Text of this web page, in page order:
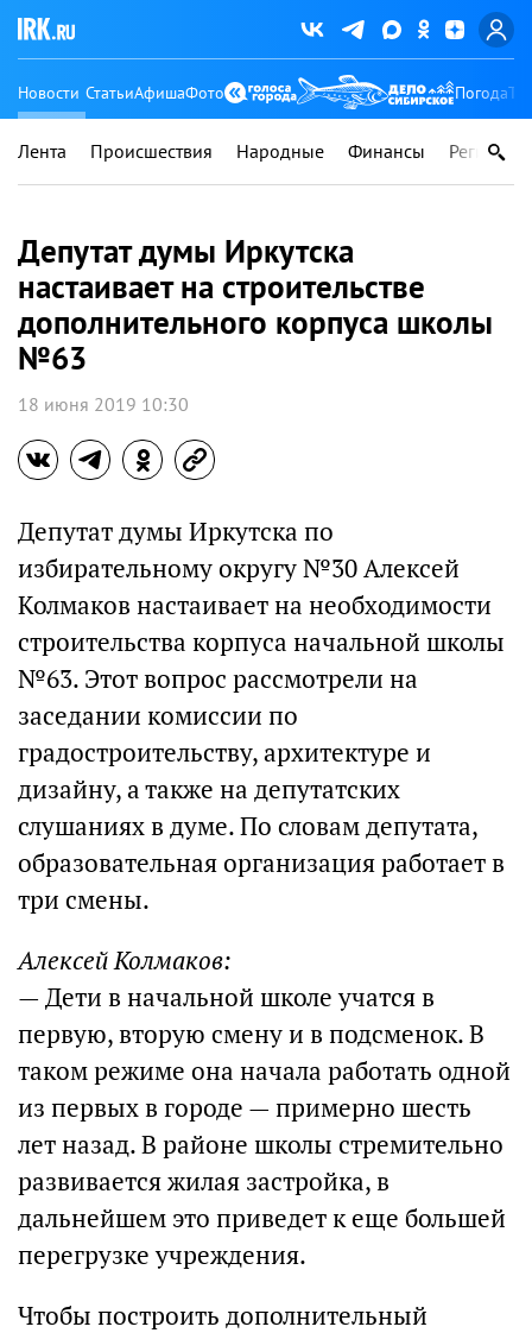
Новости СтатьиАфишаФото Погода
Лента Происшествия Народные Финансы Регионы
Депутат думы Иркутска
настаивает на строительстве
дополнительного корпуса школы
№63
18 июня 2019 10:30
Депутат думы Иркутска по
избирательному округу №30 Алексей
Колмаков настаивает на необходимости
строительства корпуса начальной школы
№63. Этот вопрос рассмотрели на
заседании комиссии по
градостроительству, архитектуре и
дизайну, а также на депутатских
слушаниях в думе. По словам депутата,
образовательная организация работает в
три смены.
Алексей Колмаков:
— Дети в начальной школе учатся в
первую, вторую смену и в подсменок. В
таком режиме она начала работать одной
из первых в городе — примерно шесть
лет назад. В районе школы стремительно
развивается жилая застройка, в
дальнейшем это приведет к еще большей
перегрузке учреждения.
Чтобы построить дополнительный